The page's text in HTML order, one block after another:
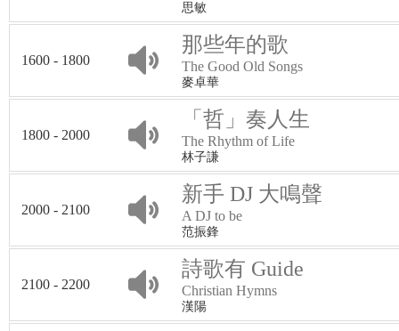
思敏
1600 - 1800
那些年的歌
The Good Old Songs
麥卓華
1800 - 2000
「哲」奏人生
The Rhythm of Life
林子謙
2000 - 2100
新手 DJ 大鳴聲
A DJ to be
范振鋒
2100 - 2200
詩歌有 Guide
Christian Hymns
漢陽